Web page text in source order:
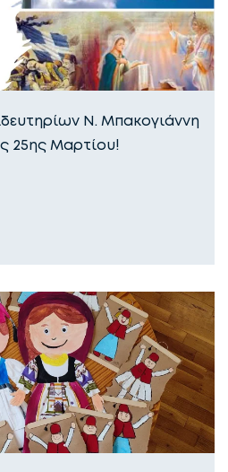
Ν. Μπακογιάννη
25ης Μαρτίου!